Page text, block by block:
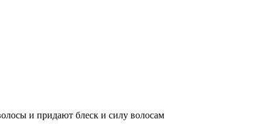
и придают блеск и силу волосам